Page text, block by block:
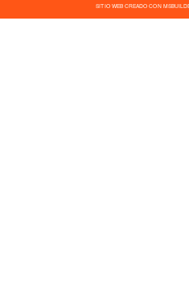
SITIO WEB CREADO CON